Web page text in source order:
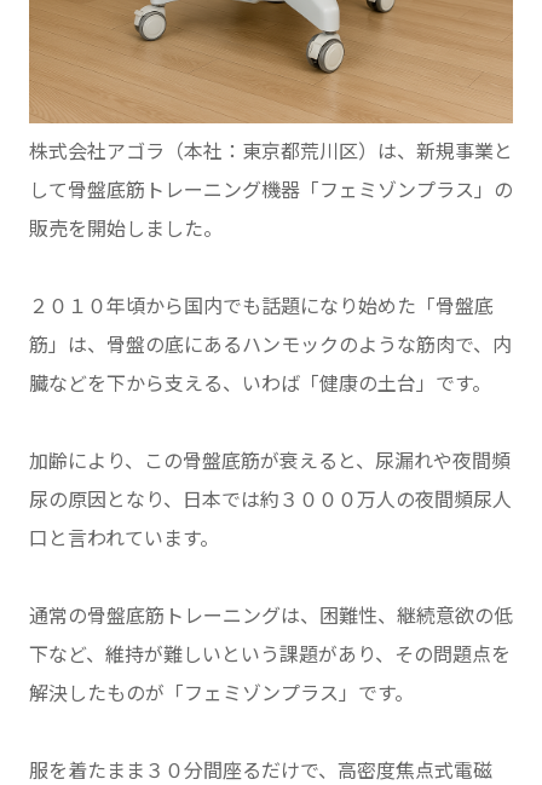
株式会社アゴラ（本社：東京都荒川区）は、新規事業と
して骨盤底筋トレーニング機器「フェミゾンプラス」の
販売を開始しました。
２０１０年頃から国内でも話題になり始めた「骨盤底
筋」は、骨盤の底にあるハンモックのような筋肉で、内
臓などを下から支える、いわば「健康の土台」です。
加齢により、この骨盤底筋が衰えると、尿漏れや夜間頻
尿の原因となり、日本では約３０００万人の夜間頻尿人
口と言われています。
通常の骨盤底筋トレーニングは、困難性、継続意欲の低
下など、維持が難しいという課題があり、その問題点を
解決したものが「フェミゾンプラス」です。
服を着たまま３０分間座るだけで、高密度焦点式電磁